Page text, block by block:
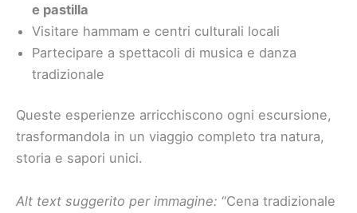
e pastilla
Visitare hammam e centri culturali locali
Partecipare a spettacoli di musica e danza
tradizionale
Queste esperienze arricchiscono ogni escursione,
trasformandola in un viaggio completo tra natura,
storia e sapori unici.
Alt text suggerito per immagine: “Cena tradizionale